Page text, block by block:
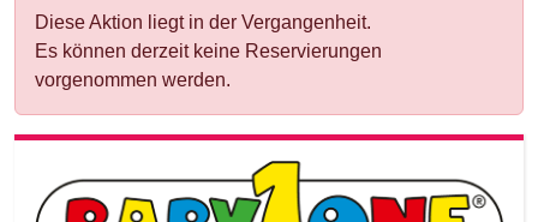
Diese Aktion liegt in der Vergangenheit.
Es können derzeit keine Reservierungen
vorgenommen werden.